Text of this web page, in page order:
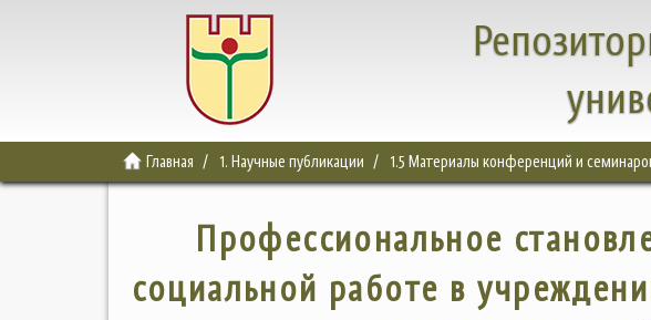
Главная 1. Научные публикации 1.5 Материалы конференций и
Профессиональное
социальной работе в